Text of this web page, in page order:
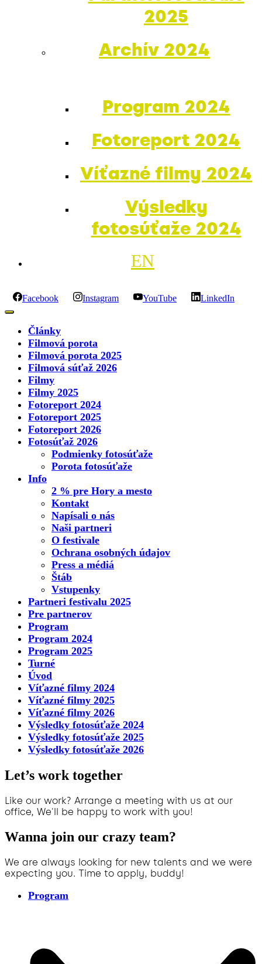
2025
Archív 2024
Program 2024
Fotoreport 2024
Víťazné filmy 2024
Výsledky
fotosúťaže 2024
EN
Facebook Instagram YouTube LinkedIn
Články
Filmová porota
Filmová porota 2025
Filmová súťaž 2026
Filmy
Filmy 2025
Fotoreport 2024
Fotoreport 2025
Fotoreport 2026
Fotosúťaž 2026
Podmienky fotosúťaže
Porota fotosúťaže
Info
2 % pre Hory a mesto
Kontakt
Napísali o nás
Naši partneri
O festivale
Ochrana osobných údajov
Press a médiá
Štáb
Vstupenky
Partneri festivalu 2025
Pre partnerov
Program
Program 2024
Program 2025
Turné
Úvod
Víťazné filmy 2024
Víťazné filmy 2025
Víťazné filmy 2026
Výsledky fotosúťaže 2024
Výsledky fotosúťaže 2025
Výsledky fotosúťaže 2026
Let’s work together
Like our work? Arrange a meeting with us at our
office, We'll be happy to work with you!
Wanna join our crazy team?
We are always looking for new talents and we were
expecting you. Time to apply, buddy!
Program